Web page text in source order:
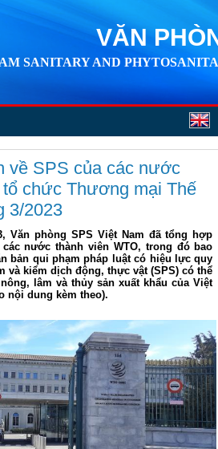
VĂN
SANITARY AND
về SPS của các nước
chức Thương mại Thế
3/2023
Văn phòng SPS Việt Nam đã tổng hợp
nước thành viên WTO, trong đó bao
bản qui phạm pháp luật có hiệu lực quy
và kiểm dịch động, thực vật (SPS) có thể
lâm và thủy sản xuất khẩu của Việt
nội dung kèm theo).